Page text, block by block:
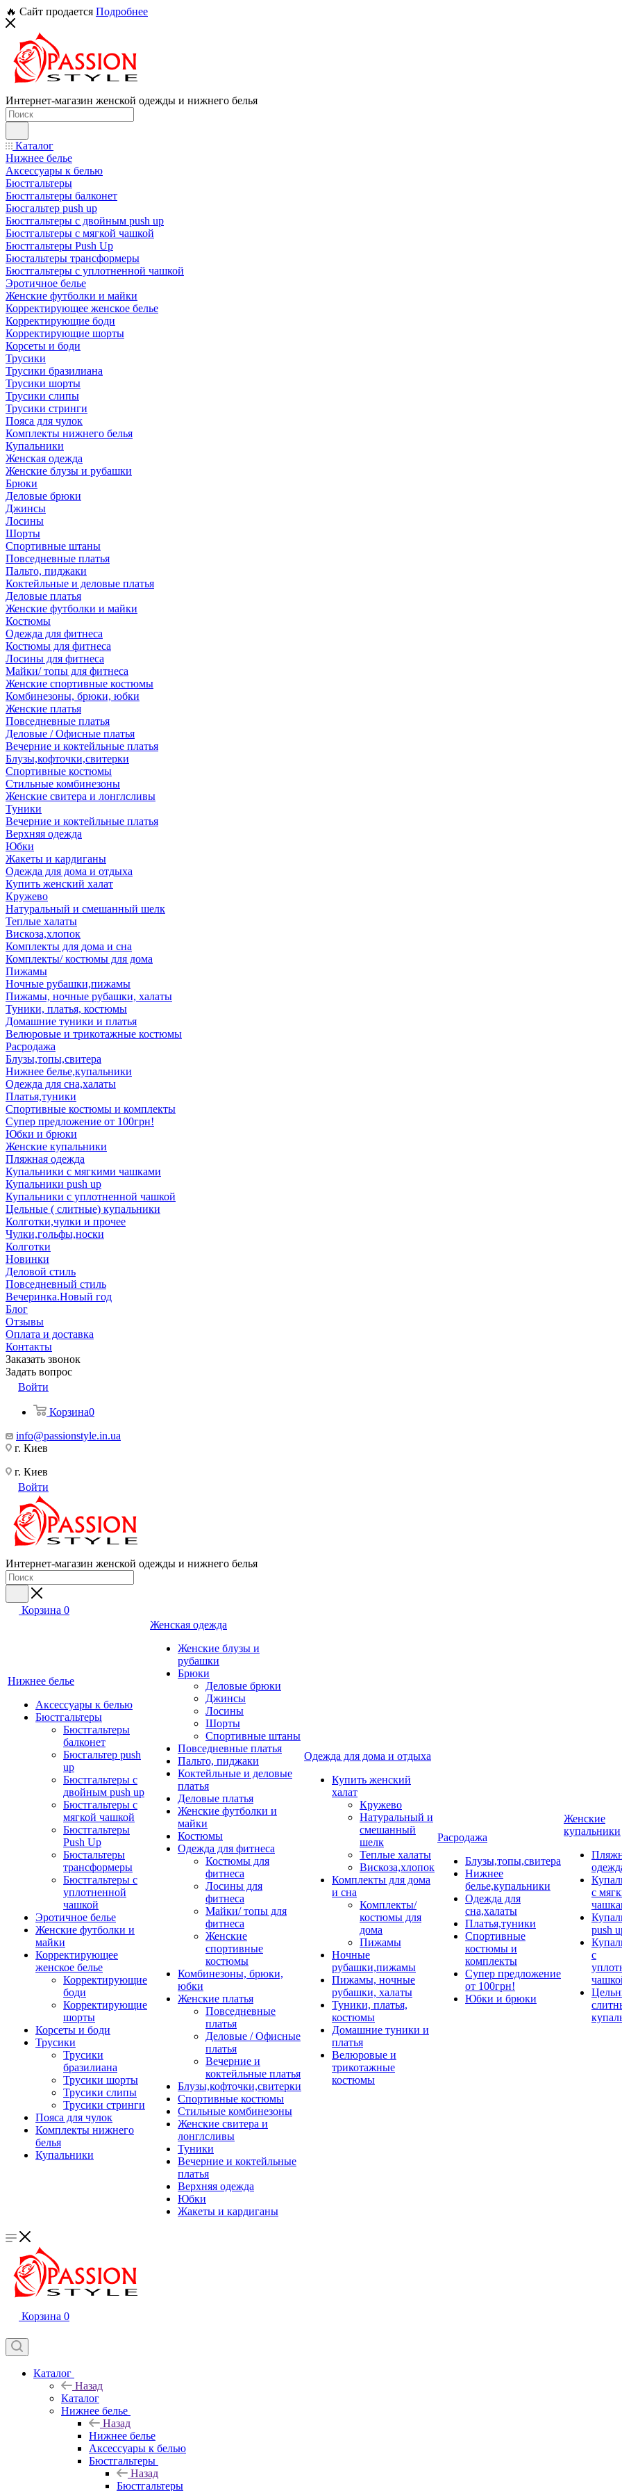
🔥 Сайт продается Подробнее
Интернет-магазин женской одежды и нижнего белья
Каталог
Нижнее белье
Аксессуары к белью
Бюстгальтеры
Бюстгальтеры балконет
Бюсгальтер push up
Бюстгальтеры с двойным push up
Бюстгальтеры с мягкой чашкой
Бюстгальтеры Push Up
Бюстальтеры трансформеры
Бюстгальтеры с уплотненной чашкой
Эротичное белье
Женские футболки и майки
Корректирующее женское белье
Корректирующие боди
Корректирующие шорты
Корсеты и боди
Трусики
Трусики бразилиана
Трусики шорты
Трусики слипы
Трусики стринги
Пояса для чулок
Комплекты нижнего белья
Купальники
Женская одежда
Женские блузы и рубашки
Брюки
Деловые брюки
Джинсы
Лосины
Шорты
Спортивные штаны
Повседневные платья
Пальто, пиджаки
Коктейльные и деловые платья
Деловые платья
Женские футболки и майки
Костюмы
Одежда для фитнеса
Костюмы для фитнеса
Лосины для фитнеса
Майки/ топы для фитнеса
Женские спортивные костюмы
Комбинезоны, брюки, юбки
Женские платья
Повседневные платья
Деловые / Офисные платья
Вечерние и коктейльные платья
Блузы,кофточки,свитерки
Спортивные костюмы
Стильные комбинезоны
Женские свитера и лонглсливы
Туники
Вечерние и коктейльные платья
Верхняя одежда
Юбки
Жакеты и кардиганы
Одежда для дома и отдыха
Купить женский халат
Кружево
Натуральный и смешанный шелк
Теплые халаты
Вискоза,хлопок
Комплекты для дома и сна
Комплекты/ костюмы для дома
Пижамы
Ночные рубашки,пижамы
Пижамы, ночные рубашки, халаты
Туники, платья, костюмы
Домашние туники и платья
Велюровые и трикотажные костюмы
Расродажа
Блузы,топы,свитера
Нижнее белье,купальники
Одежда для сна,халаты
Платья,туники
Спортивные костюмы и комплекты
Супер предложение от 100грн!
Юбки и брюки
Женские купальники
Пляжная одежда
Купальники с мягкими чашками
Купальники push up
Купальники с уплотненной чашкой
Цельные ( слитные) купальники
Колготки,чулки и прочее
Чулки,гольфы,носки
Колготки
Новинки
Деловой стиль
Повседневный стиль
Вечеринка.Новый год
Блог
Отзывы
Оплата и доставка
Контакты
Заказать звонок
Задать вопрос
Войти
Корзина0
info@passionstyle.in.ua
г. Киев
г. Киев
Войти
Интернет-магазин женской одежды и нижнего белья
Корзина 0
Нижнее белье
Аксессуары к белью
Бюстгальтеры
Бюстгальтеры
балконет
Бюсгальтер push
up
Бюстгальтеры с
двойным push up
Бюстгальтеры с
мягкой чашкой
Бюстгальтеры
Push Up
Бюстальтеры
трансформеры
Бюстгальтеры с
уплотненной
чашкой
Эротичное белье
Женские футболки и
майки
Корректирующее
женское белье
Корректирующие
боди
Корректирующие
шорты
Корсеты и боди
Трусики
Трусики
бразилиана
Трусики шорты
Трусики слипы
Трусики стринги
Пояса для чулок
Комплекты нижнего
белья
Купальники
Женская одежда
Женские блузы и
рубашки
Брюки
Деловые брюки
Джинсы
Лосины
Шорты
Спортивные штаны
Повседневные платья
Пальто, пиджаки
Коктейльные и деловые
платья
Деловые платья
Женские футболки и
майки
Костюмы
Одежда для фитнеса
Костюмы для
фитнеса
Лосины для
фитнеса
Майки/ топы для
фитнеса
Женские
спортивные
костюмы
Комбинезоны, брюки,
юбки
Женские платья
Повседневные
платья
Деловые / Офисные
платья
Вечерние и
коктейльные платья
Блузы,кофточки,свитерки
Спортивные костюмы
Стильные комбинезоны
Женские свитера и
лонглсливы
Туники
Вечерние и коктейльные
платья
Верхняя одежда
Юбки
Жакеты и кардиганы
Одежда для дома и отдыха
Купить женский
халат
Кружево
Натуральный и
смешанный
шелк
Теплые халаты
Вискоза,хлопок
Комплекты для дома
и сна
Комплекты/
костюмы для
дома
Пижамы
Ночные
рубашки,пижамы
Пижамы, ночные
рубашки, халаты
Туники, платья,
костюмы
Домашние туники и
платья
Велюровые и
трикотажные
костюмы
Расродажа
Блузы,топы,свитера
Нижнее
белье,купальники
Одежда для
сна,халаты
Платья,туники
Спортивные
костюмы и
комплекты
Супер предложение
от 100грн!
Юбки и брюки
Женские
купальники
с
push
с
Корзина 0
Каталог
Назад
Каталог
Нижнее белье
Назад
Нижнее белье
Аксессуары к белью
Бюстгальтеры
Назад
Бюстгальтеры